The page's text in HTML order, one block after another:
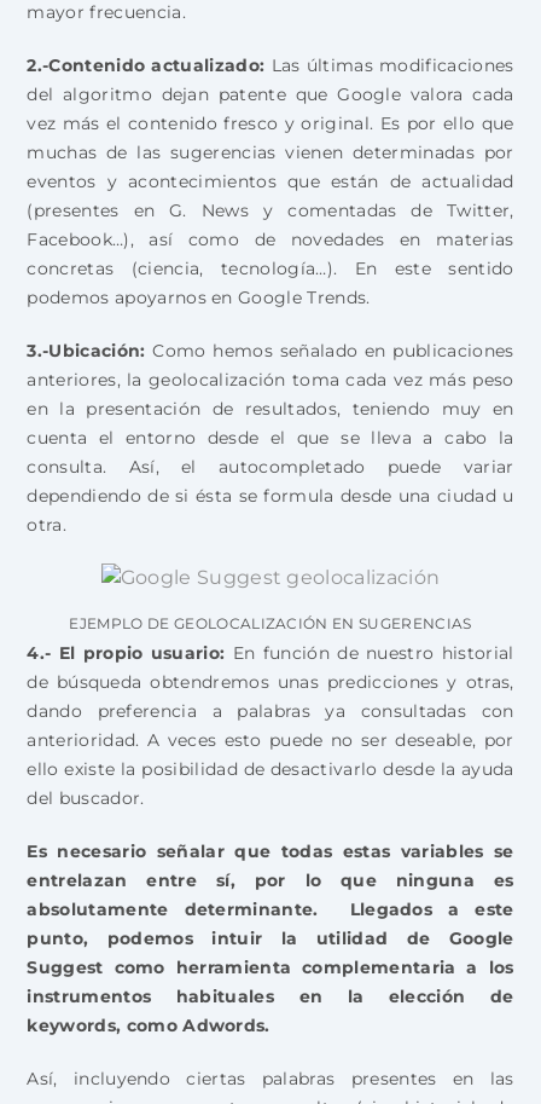
mayor frecuencia.
2.-Contenido actualizado: Las últimas modificaciones
del algoritmo dejan patente que Google valora cada
vez más el contenido fresco y original. Es por ello que
muchas de las sugerencias vienen determinadas por
eventos y acontecimientos que están de actualidad
(presentes en G. News y comentadas de Twitter,
Facebook…), así como de novedades en materias
concretas (ciencia, tecnología…). En este sentido
podemos apoyarnos en Google Trends.
3.-Ubicación: Como hemos señalado en publicaciones
anteriores, la geolocalización toma cada vez más peso
en la presentación de resultados, teniendo muy en
cuenta el entorno desde el que se lleva a cabo la
consulta. Así, el autocompletado puede variar
dependiendo de si ésta se formula desde una ciudad u
otra.
EJEMPLO DE GEOLOCALIZACIÓN EN SUGERENCIAS
4.- El propio usuario: En función de nuestro historial
de búsqueda obtendremos unas predicciones y otras,
dando preferencia a palabras ya consultadas con
anterioridad. A veces esto puede no ser deseable, por
ello existe la posibilidad de desactivarlo desde la ayuda
del buscador.
Es necesario señalar que todas estas variables se
entrelazan entre sí, por lo que ninguna es
absolutamente determinante. Llegados a este
punto, podemos intuir la utilidad de Google
Suggest como herramienta complementaria a los
instrumentos habituales en la elección de
keywords, como Adwords.
Así, incluyendo ciertas palabras presentes en las